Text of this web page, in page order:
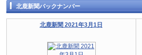
北鹿新聞バックナンバー
北鹿新聞 2021年3月1日